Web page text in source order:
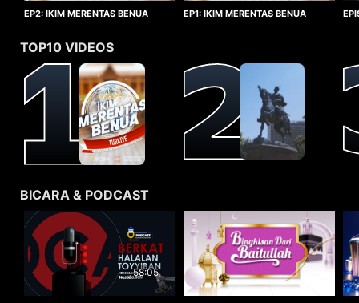
EP2: IKIM MERENTAS BENUA
EP1: IKIM MERENTAS BENUA
TOP10 VIDEOS
BICARA & PODCAST
58:05